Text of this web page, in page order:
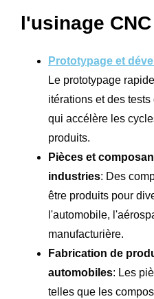
l'usinage
Prototypage et
Le prototypage
itérations et des
qui accélère les
produits.
Pièces et
industries: Des
être produits pour
l'automobile,
manufacturière.
Fabrication de
automobiles: Les
telles que les